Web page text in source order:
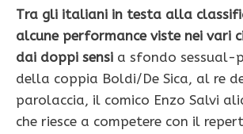
Tra gli italiani in testa alla
alcune performance viste nei vari
dai doppi sensi a sfondo sessual-
della coppia Boldi/De Sica, al re
parolaccia, il comico Enzo Salvi
che riesce a competere con il